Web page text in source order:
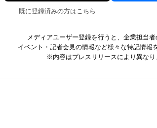
既に登録済みの方はこちら
メディアユーザー登録を行うと、企業担当者
イベント・記者会見の情報など様々な特記情報
※内容はプレスリリースにより異なり